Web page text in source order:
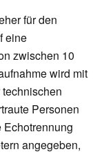
für den
eine
zwischen 10
wird mit
Personen
angegeben,